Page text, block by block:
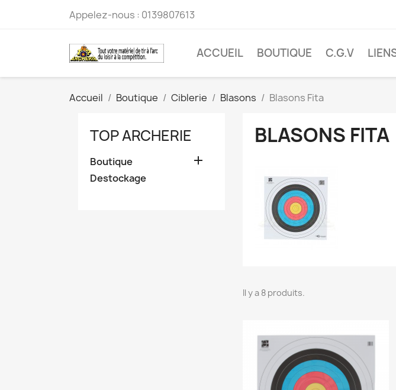
Appelez-nous : 0139807613
ACCUEIL BOUTIQUE C.G.V
Accueil Boutique Ciblerie Blasons Blasons Fita
TOP ARCHERIE
Boutique 
Destockage
BLASONS FITA
Il y a 8 produits.